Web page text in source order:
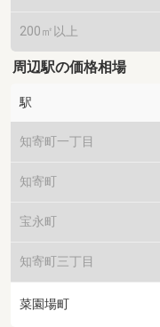
200㎡以上
周辺駅の価格相場
駅
知寄町一丁目
知寄町
宝永町
知寄町三丁目
菜園場町